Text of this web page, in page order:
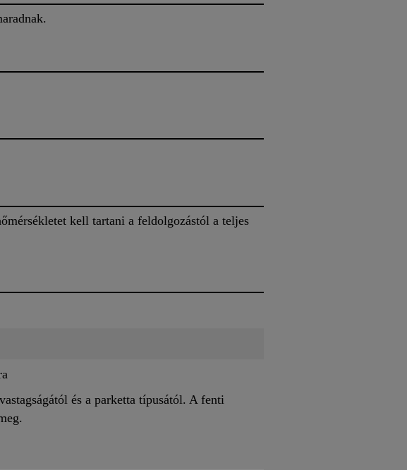
kell tartani a feldolgozástól a teljes
és a parketta típusától. A fenti